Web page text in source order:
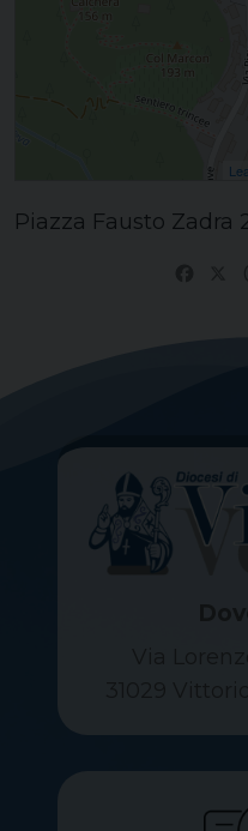
Piazza Fausto Zadra